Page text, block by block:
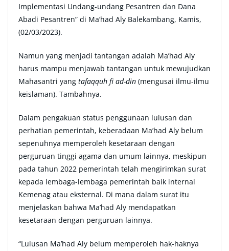
Implementasi Undang-undang Pesantren dan Dana
Abadi Pesantren” di Ma’had Aly Balekambang, Kamis,
(02/03/2023).
Namun yang menjadi tantangan adalah Ma’had Aly
harus mampu menjawab tantangan untuk mewujudkan
Mahasantri yang tafaqquh fi ad-din (mengusai ilmu-ilmu
keislaman). Tambahnya.
Dalam pengakuan status penggunaan lulusan dan
perhatian pemerintah, keberadaan Ma’had Aly belum
sepenuhnya memperoleh kesetaraan dengan
perguruan tinggi agama dan umum lainnya, meskipun
pada tahun 2022 pemerintah telah mengirimkan surat
kepada lembaga-lembaga pemerintah baik internal
Kemenag atau eksternal. Di mana dalam surat itu
menjelaskan bahwa Ma’had Aly mendapatkan
kesetaraan dengan perguruan lainnya.
“Lulusan Ma’had Aly belum memperoleh hak-haknya